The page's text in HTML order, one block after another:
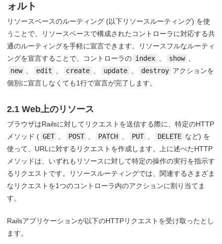
ォルト
リソースベースのルーティング (以下リソースルーティング) を使
うことで、リソースベースで構成されたコントローラに対応する共
通のルーティングを手軽に宣言できます。リソースフルなルーティ
ングを宣言することで、コントローラの index show
new
edit create update destroy アクションを
個別に宣言しなくても1行で宣言が完了します。
2.1 Web上のリソース
ブラウザはRailsに対してリクエストを送信する際に、特定のHTTP
メソッド ( GET POST PATCH PUT DELETE など) を
使って、URLに対するリクエストを作成します。上に述べたHTTP
メソッドは、いずれもリソースに対して特定の操作の実行を指示す
るリクエストです。リソースルーティングでは、関連するさまざま
なリクエストを1つのコントローラ内のアクションに割り当てま
す。
Railsアプリケーションが以下のHTTPリクエストを受け取ったとし
ます。